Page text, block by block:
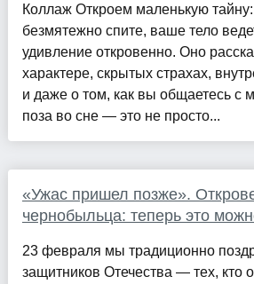
Коллаж Откроем маленькую
безмятежно спите, ваше тело
удивление откровенно. Оно
характере, скрытых страхах,
и даже о том, как вы общаетесь с
поза во сне — это не просто...
«Ужас пришел позже».
чернобыльца: теперь это
23 февраля мы традиционно
защитников Отечества — тех, кто